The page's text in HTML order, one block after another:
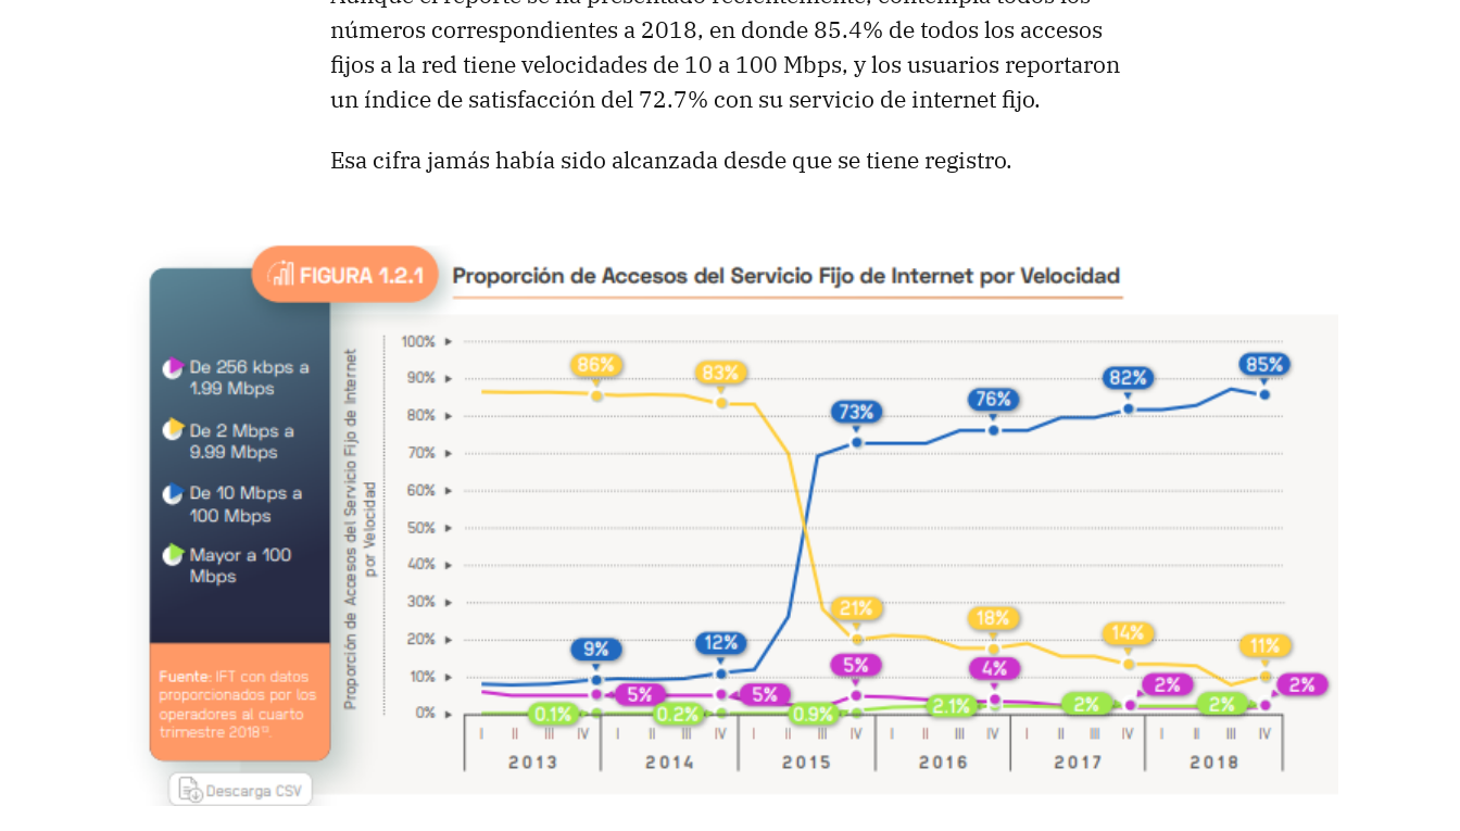
números correspondientes a 2018, en donde 85.4% de todos los accesos
fijos a la red tiene velocidades de 10 a 100 Mbps, y los usuarios reportaron
un índice de satisfacción del 72.7% con su servicio de internet fijo.
Esa cifra jamás había sido alcanzada desde que se tiene registro.